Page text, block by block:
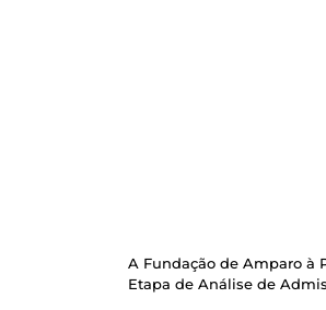
A Fundação de Amparo à
Etapa de Análise de